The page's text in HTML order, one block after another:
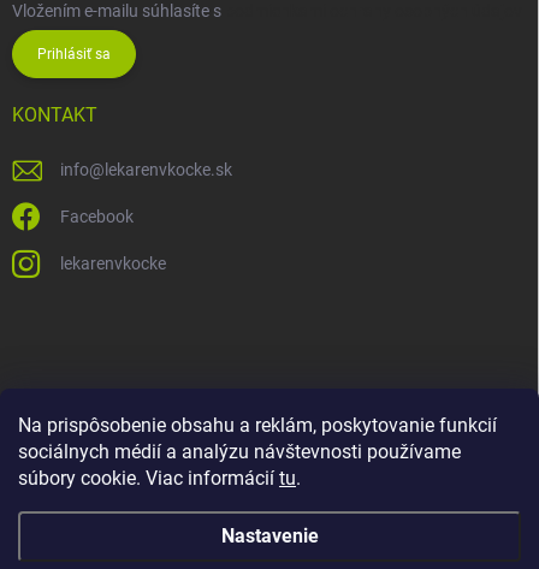
Na prispôsobenie obsahu a reklám, poskytovanie funkcií
sociálnych médií a analýzu návštevnosti používame
súbory cookie. Viac informácií tu.
Nastavenie
Vložením e-mailu súhlasíte s
Prihlásiť sa
KONTAKT
info@ lekarenvkocke.sk
Facebook
lekarenvkocke